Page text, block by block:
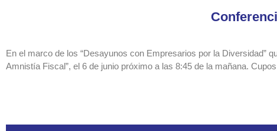
En el marco de los “Desayunos con Empresarios por la Diversidad”
Amnistía Fiscal”, el 6 de junio próximo a las 8:45 de la mañana.